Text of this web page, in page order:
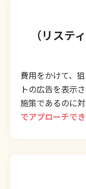
（リステ
費用をかけて、
トの広告を表示
施策であるのに
でアプローチで